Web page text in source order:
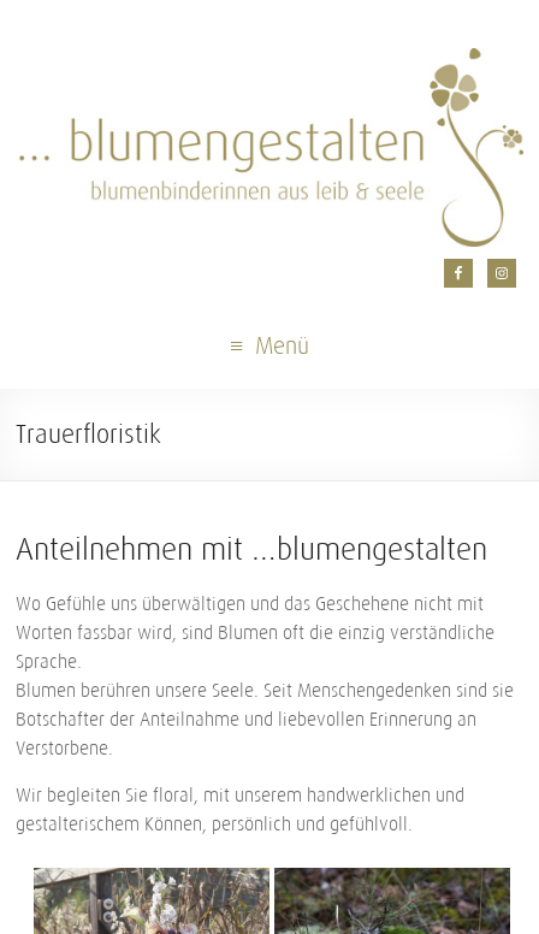
Menü
Trauerfloristik
Anteilnehmen mit …blumengestalten
Wo Gefühle uns überwältigen und das Geschehene nicht mit
Worten fassbar wird, sind Blumen oft die einzig verständliche
Sprache.
Blumen berühren unsere Seele. Seit Menschengedenken sind sie
Botschafter der Anteilnahme und liebevollen Erinnerung an
Verstorbene.
Wir begleiten Sie floral, mit unserem handwerklichen und
gestalterischem Können, persönlich und gefühlvoll.